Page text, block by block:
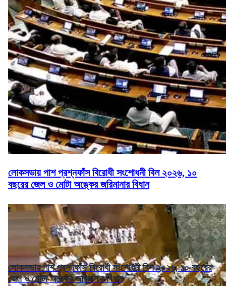
লোকসভায় পাশ প্রশ্নফাঁস বিরোধী সংশোধনী বিল ২০২৬, ১০
বছরের জেল ও মোটা অঙ্কের জরিমানার বিধান
লোকসভায় পাশ প্রশ্নফাঁস বিরোধী সংশোধনী বিল ২০২৬, ১০ বছরের
জেল ও মোটা অঙ্কের জরিমানার বিধান